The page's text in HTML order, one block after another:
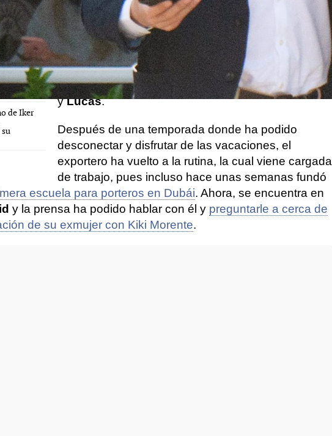
habla
sobre
actual
Casillas
tras
verano
de Iker
diferente tras su separación con Sara Carbonero
, la
cual no ha debido de ser nada fácil, ya que ambos
llevaban más de 11 años juntos. Y es que a pesar
de que ambos han tomado la decisión de acabar
definitivamente con su relación, siguen teniendo una
bonita amistad, sobre todo por sus dos hijos,
Martín
yLucas.
Después de una temporada donde ha podido
desconectar y disfrutar de las vacaciones, el
exportero ha vuelto a la rutina, la cual viene cargada
de trabajo, pues incluso hace unas semanas fundó
escuela para porteros en Dubái. Ahora, se encuentra en
y la prensa ha podido hablar con él y preguntarle a cerca de
de su exmujer con Kiki Morente.